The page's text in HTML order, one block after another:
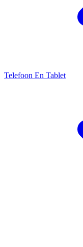
Telefoon En Tablet